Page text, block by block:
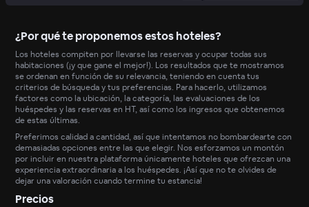
¿Por qué te proponemos estos hoteles?
Los hoteles compiten por llevarse las reservas y ocupar todas sus
habitaciones (¡y que gane el mejor!). Los resultados que te mostramos
se ordenan en función de su relevancia, teniendo en cuenta tus
criterios de búsqueda y tus preferencias. Para hacerlo, utilizamos
factores como la ubicación, la categoría, las evaluaciones de los
huéspedes y las reservas en HT, así como los ingresos que obtenemos
de estas últimas.
Preferimos calidad a cantidad, así que intentamos no bombardearte con
demasiadas opciones entre las que elegir. Nos esforzamos un montón
por incluir en nuestra plataforma únicamente hoteles que ofrezcan una
experiencia extraordinaria a los huéspedes. ¡Así que no te olvides de
dejar una valoración cuando termine tu estancia!
Precios